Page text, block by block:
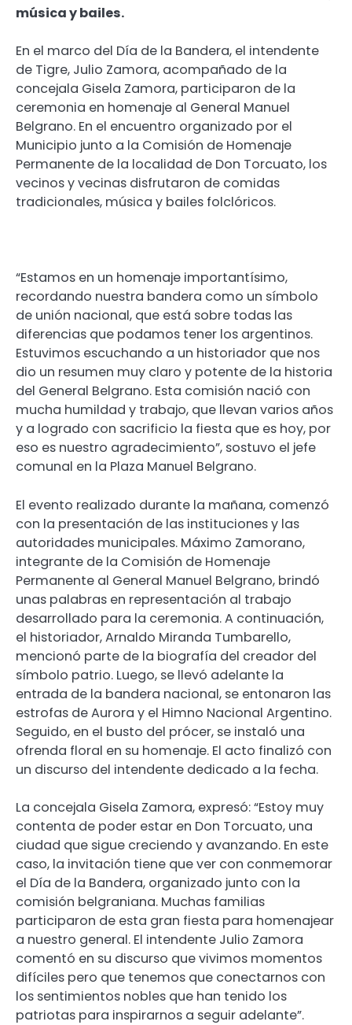
música y bailes.
En el marco del Día de la Bandera, el intendente
de Tigre, Julio Zamora, acompañado de la
concejala Gisela Zamora, participaron de la
ceremonia en homenaje al General Manuel
Belgrano. En el encuentro organizado por el
Municipio junto a la Comisión de Homenaje
Permanente de la localidad de Don Torcuato, los
vecinos y vecinas disfrutaron de comidas
tradicionales, música y bailes folclóricos.
“Estamos en un homenaje importantísimo,
recordando nuestra bandera como un símbolo
de unión nacional, que está sobre todas las
diferencias que podamos tener los argentinos.
Estuvimos escuchando a un historiador que nos
dio un resumen muy claro y potente de la historia
del General Belgrano. Esta comisión nació con
mucha humildad y trabajo, que llevan varios años
y a logrado con sacrificio la fiesta que es hoy, por
eso es nuestro agradecimiento”, sostuvo el jefe
comunal en la Plaza Manuel Belgrano.
El evento realizado durante la mañana, comenzó
con la presentación de las instituciones y las
autoridades municipales. Máximo Zamorano,
integrante de la Comisión de Homenaje
Permanente al General Manuel Belgrano, brindó
unas palabras en representación al trabajo
desarrollado para la ceremonia. A continuación,
el historiador, Arnaldo Miranda Tumbarello,
mencionó parte de la biografía del creador del
símbolo patrio. Luego, se llevó adelante la
entrada de la bandera nacional, se entonaron las
estrofas de Aurora y el Himno Nacional Argentino.
Seguido, en el busto del prócer, se instaló una
ofrenda floral en su homenaje. El acto finalizó con
un discurso del intendente dedicado a la fecha.
La concejala Gisela Zamora, expresó: “Estoy muy
contenta de poder estar en Don Torcuato, una
ciudad que sigue creciendo y avanzando. En este
caso, la invitación tiene que ver con conmemorar
el Día de la Bandera, organizado junto con la
comisión belgraniana. Muchas familias
participaron de esta gran fiesta para homenajear
a nuestro general. El intendente Julio Zamora
comentó en su discurso que vivimos momentos
difíciles pero que tenemos que conectarnos con
los sentimientos nobles que han tenido los
patriotas para inspirarnos a seguir adelante”.